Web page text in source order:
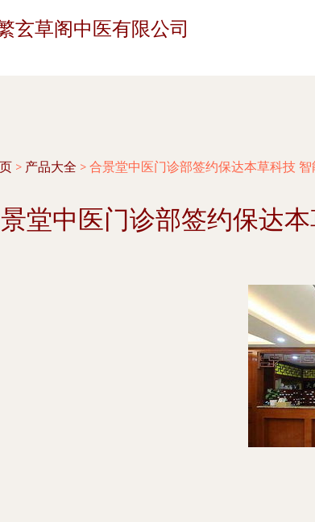
玄草阁中医有限公司
> 产品大全 > 合景堂中医门诊部签约保达本草科技
堂中医门诊部签约保达